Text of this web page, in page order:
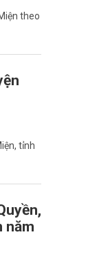
theo
tỉnh
năm